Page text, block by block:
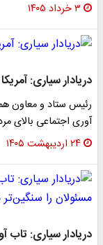
۳ خرداد ۱۴۰۵
دریادار سیاری:
رئیس ستاد و معاون
آوری اجتماعی بالای
۲۴ اردیبهشت ۱۴۰۵
دریادار سیاری: تاب